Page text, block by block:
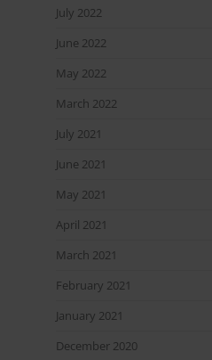
July 2022
June 2022
May 2022
March 2022
July 2021
June 2021
May 2021
April 2021
March 2021
February 2021
January 2021
December 2020